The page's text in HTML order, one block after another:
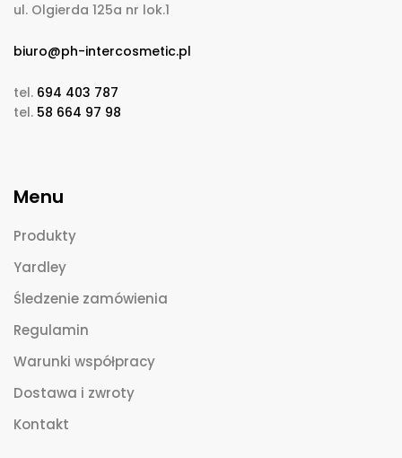
ul. Olgierda 125a nr lok.1
biuro@ph-intercosmetic.pl
tel. 694 403 787
tel. 58 664 97 98
Menu
Produkty
Yardley
Śledzenie zamówienia
Regulamin
Warunki współpracy
Dostawa i zwroty
Kontakt